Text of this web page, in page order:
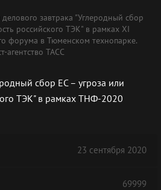
завтрака "Углеродный сбор
российского ТЭК" в рамках XI
форума в Тюменском технопарке.
агентство ТАСС
сбор ЕС – угроза или
ТЭК" в рамках ТНФ-2020
23 сентября 2020
69999